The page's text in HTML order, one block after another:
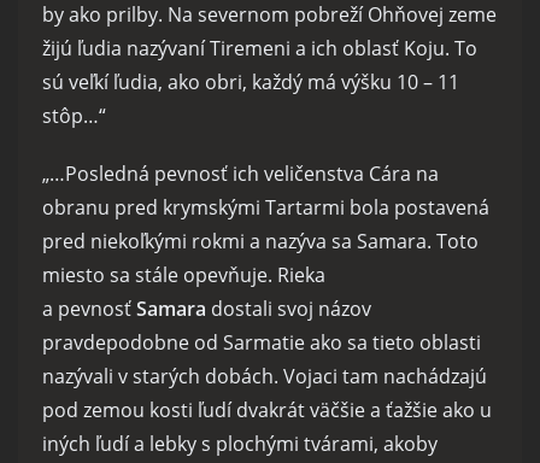
by ako prilby. Na severnom pobreží Ohňovej zeme
žijú ľudia nazývaní Tiremeni a ich oblasť Koju. To
sú veľkí ľudia, ako obri, každý má výšku 10 – 11
stôp…“
„…Posledná pevnosť ich veličenstva Cára na
obranu pred krymskými Tartarmi bola postavená
pred niekoľkými rokmi a nazýva sa Samara. Toto
miesto sa stále opevňuje. Rieka
a pevnosťSamara dostali svoj názov
pravdepodobne od Sarmatie ako sa tieto oblasti
nazývali v starých dobách. Vojaci tam nachádzajú
pod zemou kosti ľudí dvakrát väčšie a ťažšie ako u
iných ľudí a lebky s plochými tvárami, akoby